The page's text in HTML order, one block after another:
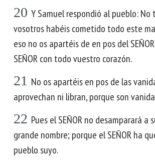
20 Y Samuel respondió al pueblo: No
vosotros habéis cometido todo este
eso no os apartéis de en pos del
SEÑOR con todo vuestro corazón.
21 No os apartéis en pos de las
aprovechan ni libran, porque son
22 Pues el SEÑOR no desamparará a
grande nombre; porque el SEÑOR ha
pueblo suyo.